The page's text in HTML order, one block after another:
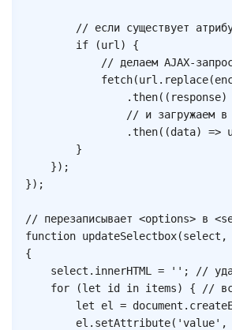
// если существует
if
(url )
{
// делаем AJAX-
fetch(url . replace(
.then( ( response)
// и загружаем в
.then( (data) =>
}
}) ;
}) ;
// перезаписывает <options> в
function updateSelectbox(select ,
{
	select
. innerHTML = '' ;
//
for
(let id in items) {
//
let el = document .
		el
. setAttribute( 'value' ,